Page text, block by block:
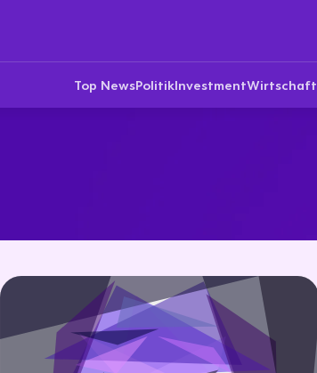
Top NewsPolitikInvestmentWirtschaft